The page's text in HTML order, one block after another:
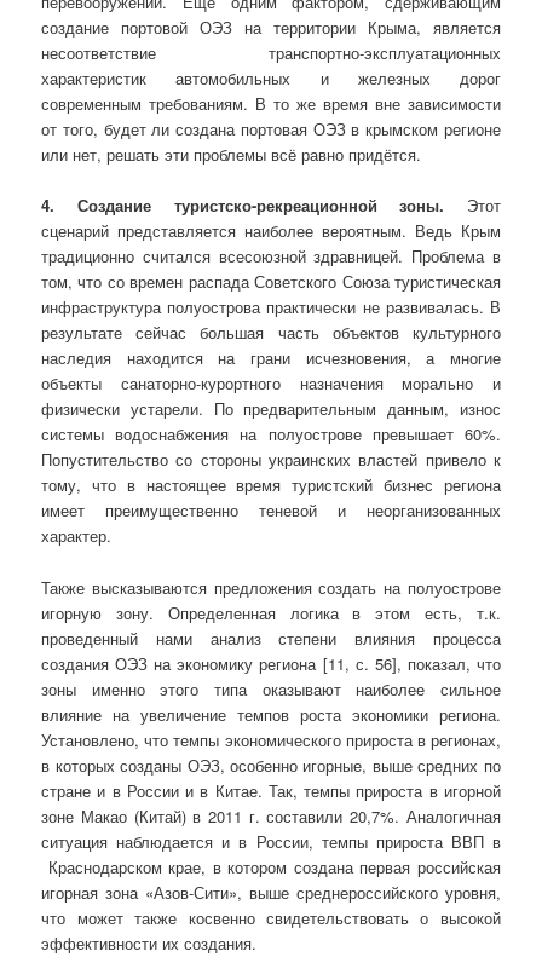
создание портовой ОЭЗ на территории Крыма, является
несоответствие транспортно-эксплуатационных
характеристик автомобиль­ных и железных дорог
современным требованиям. В то же время вне зависимости
от того, будет ли создана портовая ОЭЗ в крымском регионе
или нет, решать эти проблемы всё равно придётся.
4. Создание туристско-рекреационной зоны. Этот
сценарий представляется наиболее вероятным. Ведь Крым
традиционно считался всесоюзной здравницей. Проблема в
том, что со времен распада Советского Союза туристическая
инфраструктура полуострова практически не развивалась. В
результате сейчас большая часть объектов культурного
наследия находится на грани исчезновения, а многие
объекты санаторно-курортного назначения морально и
физически устарели. По предвари­тельным данным, износ
системы водоснабжения на полуострове превышает 60%.
Попустительство со стороны украинских властей привело к
тому, что в настоящее время туристский бизнес региона
имеет преимущественно теневой и неорганизованных
характер.
Также высказываются предложения создать на полуострове
игорную зону. Определенная логика в этом есть, т.к.
проведенный нами анализ степени влияния процесса
создания ОЭЗ на экономику региона [11, с. 56], показал, что
зоны именно этого типа оказывают наиболее сильное
влияние на увеличение темпов роста экономики региона.
Установлено, что темпы экономического прироста в регионах,
в которых созданы ОЭЗ, особенно игорные, выше средних по
стране и в России и в Китае. Так, темпы прироста в игорной
зоне Макао (Китай) в 2011 г. составили 20,7%. Аналогичная
ситуация наблюдается и в России, темпы прироста ВВП в
Краснодарском крае, в котором создана первая российская
игорная зона «Азов-Сити», выше среднероссийского уровня,
что может также косвенно свидетельствовать о высокой
эффективности их создания.